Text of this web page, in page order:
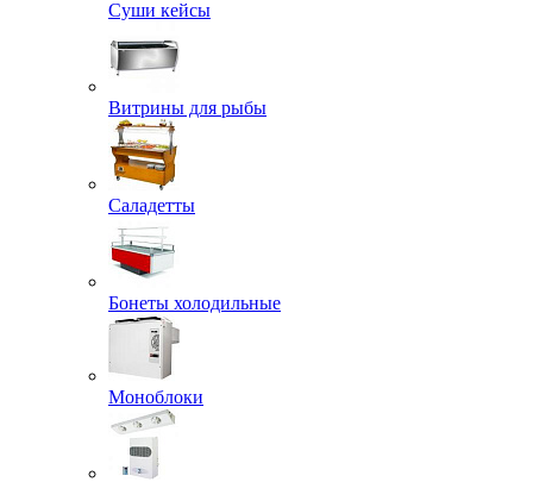
Суши кейсы
Витрины для рыбы
Саладетты
Бонеты холодильные
Моноблоки